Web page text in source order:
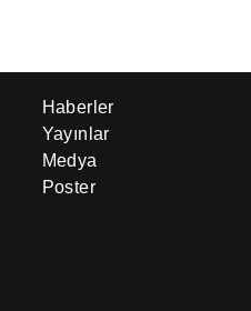
Haberler
Yayınlar
Medya
Poster